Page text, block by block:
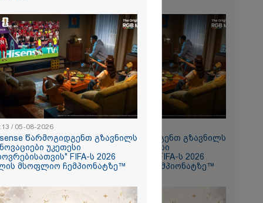
ახლოს
წერს
Hisense წარმოგიდგენთ გზავნილს
"ინოვაციები უკეთესი
ცხოვრებისათვის" FIFA-ს 2026
წლის მსოფლიო ჩემპიონატზე™
/ 05-08-2026
წარმოგიდგენთ გზავნილს
უკეთესი
FIFA-ს 2026
მსოფლიო ჩემპიონატზე™